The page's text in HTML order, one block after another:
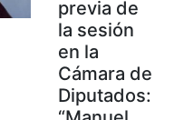
previa de
la sesión
en la
Cámara de
Diputados: